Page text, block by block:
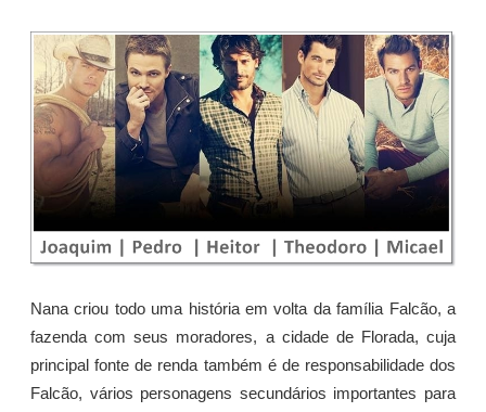
Nana criou todo uma história em volta da família Falcão, a
fazenda com seus moradores, a cidade de Florada, cuja
principal fonte de renda também é de responsabilidade dos
Falcão, vários personagens secundários importantes para